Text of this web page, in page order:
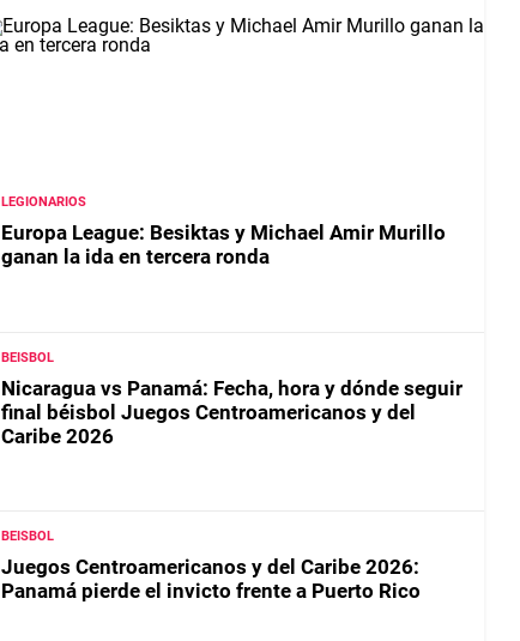
LEGIONARIOS
Europa League: Besiktas y Michael Amir Murillo
ganan la ida en tercera ronda
BEISBOL
Nicaragua vs Panamá: Fecha, hora y dónde seguir
final béisbol Juegos Centroamericanos y del
Caribe 2026
BEISBOL
Juegos Centroamericanos y del Caribe 2026:
Panamá pierde el invicto frente a Puerto Rico